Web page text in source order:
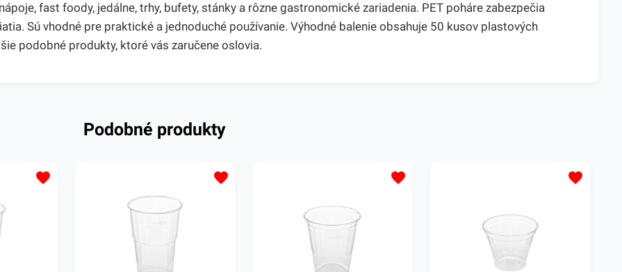
fast foody, jedálne, trhy, bufety, stánky a rôzne gastronomické zariadenia. PET poháre zabezpečia
Sú vhodné pre praktické a jednoduché používanie. Výhodné balenie obsahuje 50 kusov plastových
podobné produkty, ktoré vás zaručene oslovia.
Podobné produkty